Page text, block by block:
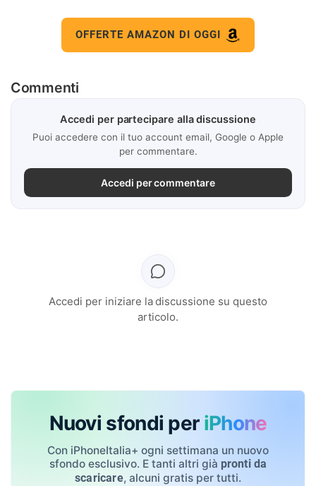
OFFERTE AMAZON DI OGGI
Commenti
Accedi per partecipare alla discussione
Puoi accedere con il tuo account email, Google o Apple
per commentare.
Accedi per commentare
Accedi per iniziare la discussione su questo
articolo.
Nuovi sfondi per iPhone
Con iPhoneItalia+ ogni settimana un nuovo
sfondo esclusivo. E tanti altri già pronti da
scaricare, alcuni gratis per tutti.